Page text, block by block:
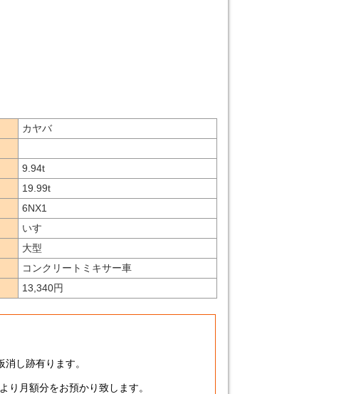
カヤバ
9.94t
19.99t
6NX1
いすゞ
大型
コンクリートミキサー車
13,340円
し跡有ります。
月額分をお預かり致します。